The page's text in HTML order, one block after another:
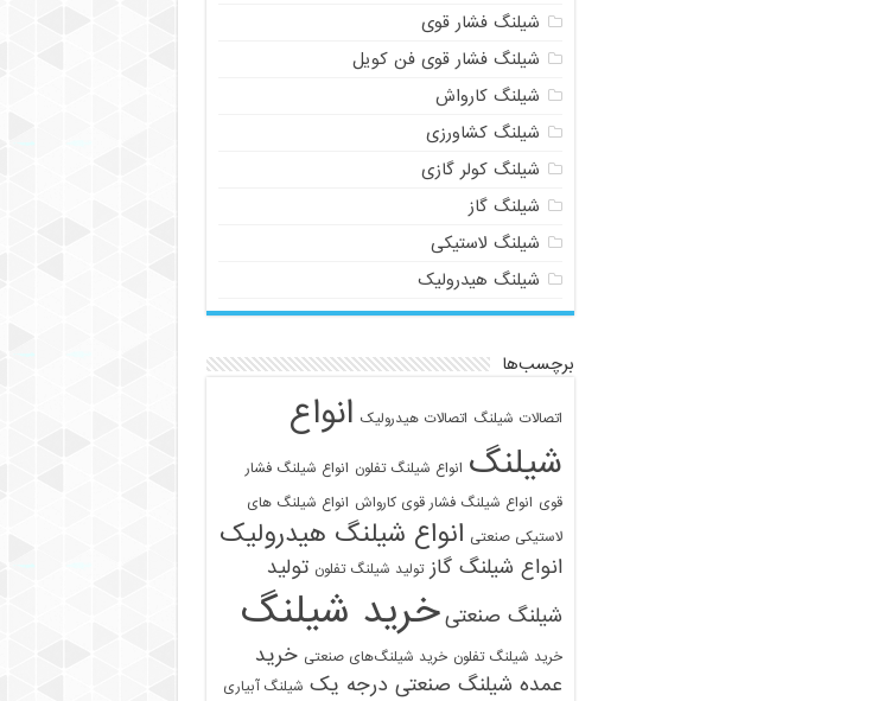
شیلنگ فشار قوی
شیلنگ فشار قوی فن کویل
شیلنگ کارواش
شیلنگ کشاورزی
شیلنگ کولر گازی
شیلنگ گاز
شیلنگ لاستیکی
شیلنگ هیدرولیک
برچسب‌ها
اتصالات شیلنگ اتصالات هیدرولیک انواع
شیلنگ انواع شیلنگ تفلون انواع شیلنگ فشار
قوی انواع شیلنگ فشار قوی کارواش انواع شیلنگ های
لاستیکی صنعتی انواع شیلنگ هیدرولیک
انواع شیلنگ گاز تولید شیلنگ تفلون تولید
شیلنگ صنعتی خرید شیلنگ
خرید شیلنگ تفلون خرید شیلنگ‌های صنعتی خرید
عمده شیلنگ صنعتی درجه یک شیلنگ آبیاری